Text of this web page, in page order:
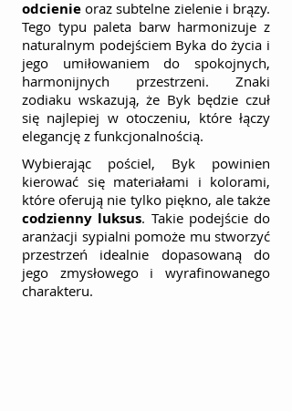
odcienie oraz subtelne zielenie i brązy.
Tego typu paleta barw harmonizuje z
naturalnym podejściem Byka do życia i
jego umiłowaniem do spokojnych,
harmonijnych przestrzeni. Znaki
zodiaku wskazują, że Byk będzie czuł
się najlepiej w otoczeniu, które łączy
elegancję z funkcjonalnością.
Wybierając pościel, Byk powinien
kierować się materiałami i kolorami,
codzienny luksus. Takie podejście do
aranżacji sypialni pomoże mu stworzyć
przestrzeń idealnie dopasowaną do
jego zmysłowego i wyrafinowanego
charakteru.